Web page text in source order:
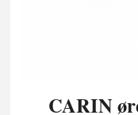
CARIN